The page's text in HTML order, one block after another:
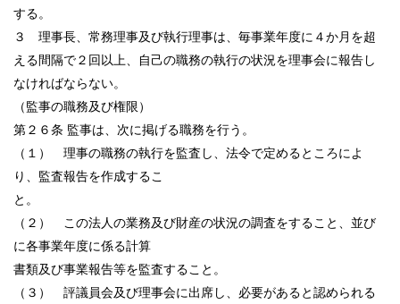
する。
３ 理事長、常務理事及び執行理事は、毎事業年度に４か月を超
える間隔で２回以上、自己の職務の執行の状況を理事会に報告し
なければならない。
（監事の職務及び権限）
第２６条 監事は、次に掲げる職務を行う。
（１） 理事の職務の執行を監査し、法令で定めるところによ
り、監査報告を作成するこ
と。
（２） この法人の業務及び財産の状況の調査をすること、並び
に各事業年度に係る計算
書類及び事業報告等を監査すること。
（３） 評議員会及び理事会に出席し、必要があると認められる